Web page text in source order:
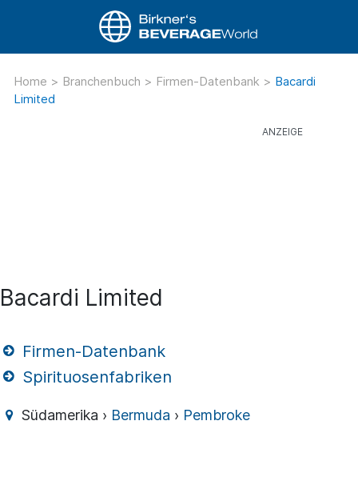
Home > Branchenbuch > Firmen-Datenbank > Bacardi
Limited
Bacardi Limited
Firmen-Datenbank
Spirituosenfabriken
Südamerika › Bermuda › Pembroke